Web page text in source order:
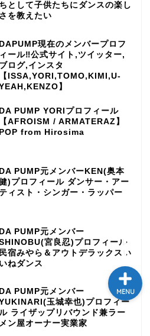
ちとして子供たちにダンスの楽し
さを教えたい
DAPUMP現在のメンバープロフ
ィール‼公式サイト,ツイッター,
ブログ,インスタ
【ISSA,YORI,TOMO,KIMI,U-
】
DA PUMP YORIプロフィール
【AFROISM / ARMATERAZ】
POP from Hirosima
DA PUMP元メンバーKEN(奥本
)プロフィール ダンサー・アー
ティスト・シンガー・ラッパー
DA PUMP元メンバー
宮良忍)プロフィール
民宿みやら＆アウトデラックスい
いねダンス
DA PUMP元メンバー
玉城幸也)プロフィー
ライザップリバウンド兼ラー
メン屋オーナー実業家
MENU
TOP
ラジオ
ン・ド・ミュージック
DA PUMP YORIの晴れ
ばれラジオ～